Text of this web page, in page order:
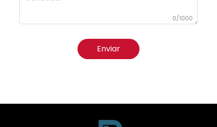
0/1000
Enviar